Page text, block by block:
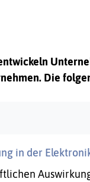
Die
in der